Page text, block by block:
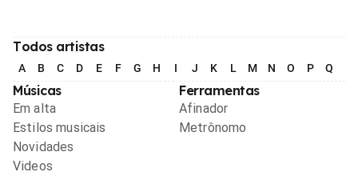
Todos artistas
A B C D E F G H I J K L M N O P Q
Músicas
Em alta
Estilos musicais
Novidades
Videos
Ferramentas
Afinador
Metrônomo